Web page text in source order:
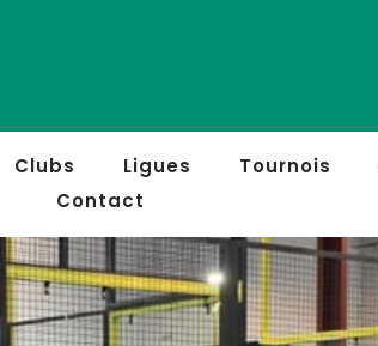
Clubs Ligues Tournois
Contact